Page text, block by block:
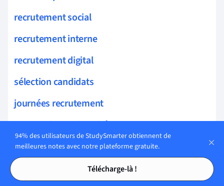
Tables des matières
Tables des matières
recrutement social
recrutement interne
recrutement digital
sélection candidats
journées recrutement
partenariats universités
formation recruteurs
stratégies recrutement
94% des utilisateurs de StudySmarter obtiennent de
meilleures notes avec notre plateforme gratuite.
Télécharge-là !